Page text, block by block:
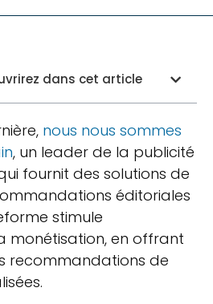
dans cet article
nous nous sommes
, un leader de la publicité
fournit des solutions de
éditoriales
stimule
monétisation, en offrant
recommandations de